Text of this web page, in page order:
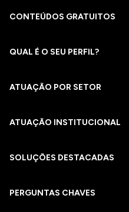
CONTEÚDOS GRATUITOS
QUAL É O SEU PERFIL?
ATUAÇÃO POR SETOR
ATUAÇÃO INSTITUCIONAL
SOLUÇÕES DESTACADAS
PERGUNTAS CHAVES​